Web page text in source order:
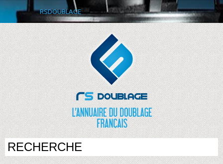
RSDOUBLAGE